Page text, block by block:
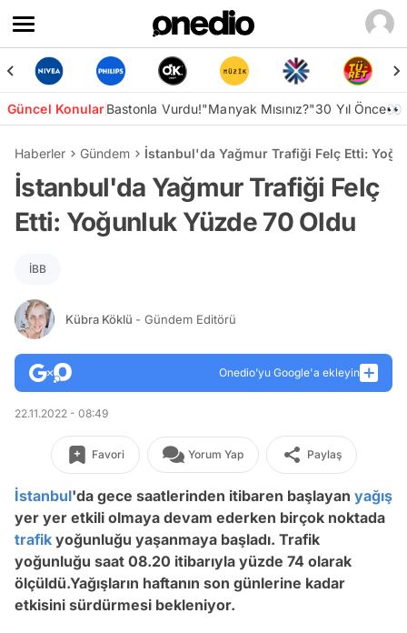
Güncel KonularBastonla Vurdu!"Manyak Mısınız?"30 Yıl Önce👀
Haberler Gündem İstanbul'da Yağmur Trafiği Felç Etti:
İstanbul'da Yağmur Trafiği Felç
Etti: Yoğunluk Yüzde 70 Oldu
İBB
Kübra Köklü - Gündem Editörü
Onedio’yu Google'a ekleyin
22.11.2022 - 08:49
Favori Yorum Yap Paylaş
İstanbul'da gece saatlerinden itibaren başlayan yağış
yer yer etkili olmaya devam ederken birçok noktada
trafik yoğunluğu yaşanmaya başladı. Trafik
yoğunluğu saat 08.20 itibarıyla yüzde 74 olarak
ölçüldü.Yağışların haftanın son günlerine kadar
etkisini sürdürmesi bekleniyor.